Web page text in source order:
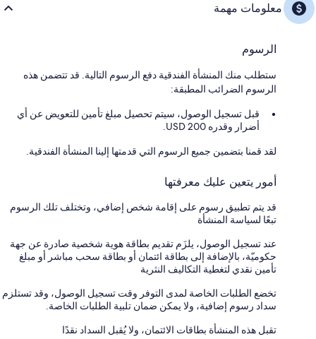
معلومات مهمة
الرسوم
ستطلب منك المنشأة الفندقية دفع الرسوم التالية. قد تتضمن هذه
الرسوم الضرائب المطبقة:
قبل تسجيل الوصول، سيتم تحصيل مبلغ تأمين للتعويض عن أي
أضرار وقدره 200 USD.
لقد قمنا بتضمين جميع الرسوم التي قدمتها إلينا المنشأة الفندقية.
أمور يتعين عليك معرفتها
قد يتم تطبيق رسوم على إقامة شخص إضافي، وتختلف تلك الرسوم
تبعًا لسياسة المنشأة
عند تسجيل الوصول، يلزَم تقديم بطاقة هوية شخصية صادرة عن جهة
حكوميّة، بالإضافة إلى بطاقة ائتمان أو بطاقة سحب مباشر أو مبلغ
تأمين نقدي لتغطية التكاليف النثرية
تخضع الطلبات الخاصة لمدى التوفر وقت تسجيل الوصول، وقد تستلزم
سداد رسوم إضافية، ولا يمكن ضمان تلبية الطلبات الخاصة.
تقبل هذه المنشأة بطاقات الائتمان، ولا يُقبل السداد نقدًا